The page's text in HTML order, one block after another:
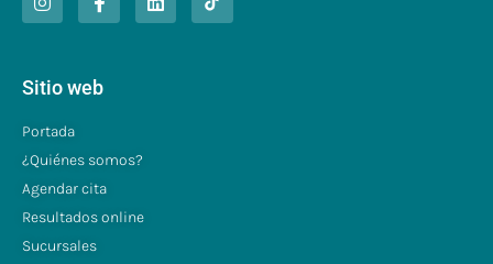
Sitio web
Portada
¿Quiénes somos?
Agendar cita
Resultados online
Sucursales